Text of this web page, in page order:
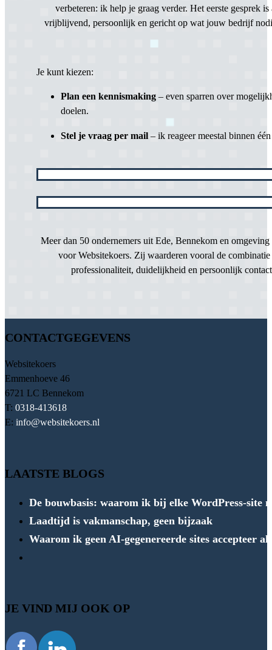
verbeteren: ik help je graag verder. Het eerste gesprek
vrijblijvend, persoonlijk en gericht op wat jouw bedrijf
Je kunt kiezen:
Plan een kennismaking – even sparren over
doelen.
Stel je vraag per mail – ik reageer meestal binnen
Meer dan 50 ondernemers uit Ede, Bennekom en
voor Websitekoers. Zij waarderen vooral de
professionaliteit, duidelijkheid en persoonlijk
CONTACTGEGEVENS
Websitekoers
Emmenhoeve 46
6721 LC Bennekom
T: 0318-413618
E: info@websitekoers.nl
LAATSTE BLOGS
De bouwbasis: waarom ik bij elke WordPress-site
Laadtijd is vakmanschap, geen bijzaak
Waarom ik geen AI-gegenereerde sites accepteer
JE VIND MIJ OOK OP